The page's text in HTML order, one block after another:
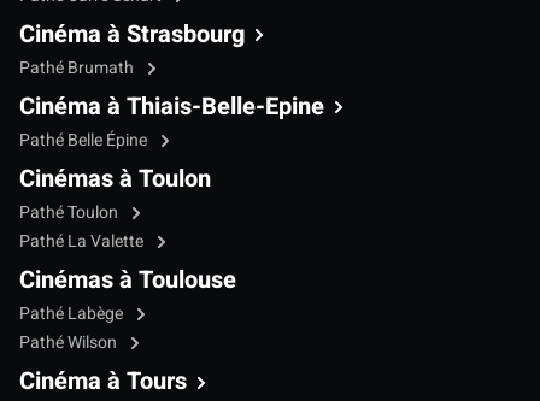
Cinéma à Strasbourg
Pathé Brumath
Cinéma à Thiais-Belle-Epine
Pathé Belle Épine
Cinémas à Toulon
Pathé Toulon
Pathé La Valette
Cinémas à Toulouse
Pathé Labège
Pathé Wilson
Cinéma à Tours